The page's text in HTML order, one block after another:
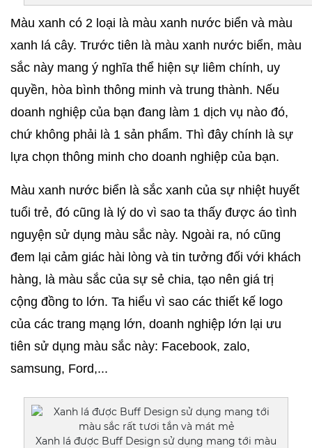
Màu xanh có 2 loại là màu xanh nước biển và màu
xanh lá cây. Trước tiên là màu xanh nước biển, màu
sắc này mang ý nghĩa thể hiện sự liêm chính, uy
quyền, hòa bình thông minh và trung thành. Nếu
doanh nghiệp của bạn đang làm 1 dịch vụ nào đó,
chứ không phải là 1 sản phẩm. Thì đây chính là sự
lựa chọn thông minh cho doanh nghiệp của bạn.
Màu xanh nước biển là sắc xanh của sự nhiệt huyết
tuổi trẻ, đó cũng là lý do vì sao ta thấy được áo tình
nguyện sử dụng màu sắc này. Ngoài ra, nó cũng
đem lại cảm giác hài lòng và tin tưởng đối với khách
hàng, là màu sắc của sự sẻ chia, tạo nên giá trị
cộng đồng to lớn. Ta hiểu vì sao các thiết kế logo
của các trang mạng lớn, doanh nghiệp lớn lại ưu
tiên sử dụng màu sắc này: Facebook, zalo,
samsung, Ford,...
Xanh lá được Buff Design sử dụng mang tới màu